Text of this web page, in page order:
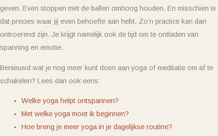
geven. Even stoppen met de ballen omhoog houden. En misschien is
dat precies waar jij even behoefte aan hebt. Zo’n practice kan dan
ontroerend zijn. Je krijgt namelijk ook de tijd om te ontladen van
spanning en emotie.
Benieuwd wat je nog meer kunt doen aan yoga of meditatie om af te
schakelen? Lees dan ook eens:
Welke yoga helpt ontspannen?
Met welke yoga moet ik beginnen?
Hoe breng je meer yoga in je dagelijkse routine?